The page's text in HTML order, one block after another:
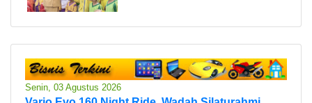
Senin, 03 Agustus 2026